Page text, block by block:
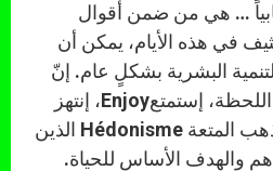
… هي من ضمن أقوال
في هذه الأيام، يمكن أن
البشرية بشكلٍ عام. إنّ
شعارات مثل: إستفد من اللحظة، إستمتعEnjoy، إنتهز
الفرص … تذكّرنا بأتباع مذهب المتعة Hédonisme الذين
والهدف الأساس للحياة.